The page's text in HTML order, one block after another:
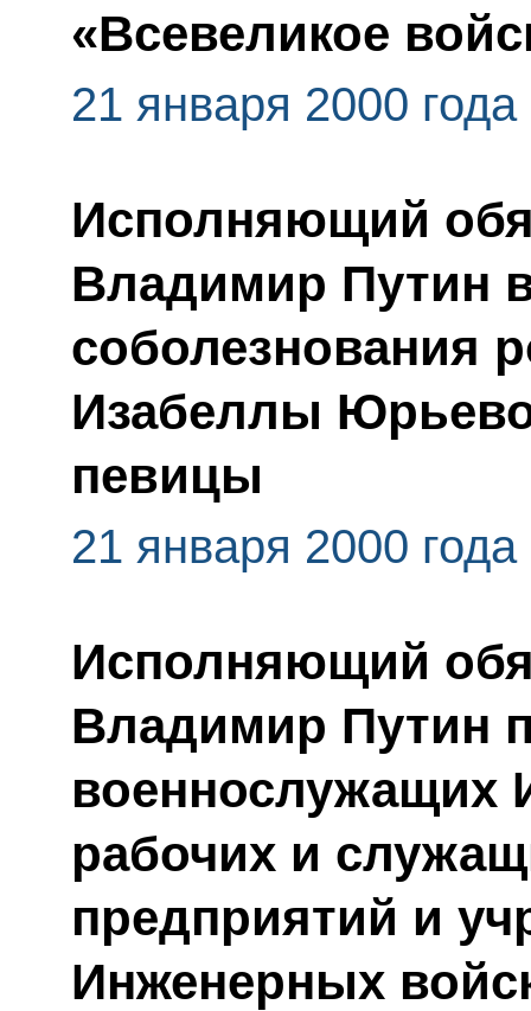
«Всевеликое
21 января 2000 года
Исполняющий
Владимир Путин
соболезнования
Изабеллы
певицы
21 января 2000 года
Исполняющий
Владимир Путин
военнослужащих
рабочих и
предприятий и
Инженерных